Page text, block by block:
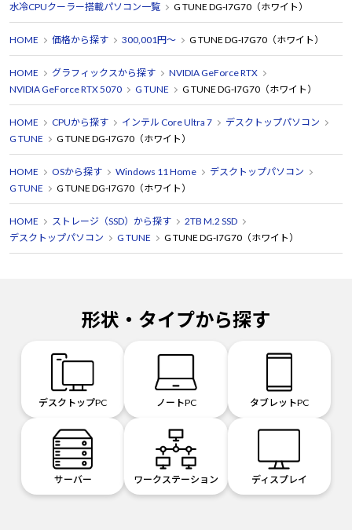
水冷CPUクーラー搭載パソコン一覧
G TUNE DG-I7G70（ホワイト）
HOME 価格から探す 300,001円～ G TUNE DG-I7G70（ホワイト）
HOME グラフィックスから探す
NVIDIA GeForce RTX
NVIDIA GeForce RTX 5070
G TUNE G TUNE DG-I7G70（ホワイト）
HOME CPUから探す インテル Core Ultra 7
デスクトップパソコン
G TUNE
G TUNE DG-I7G70（ホワイト）
HOME OSから探す Windows 11 Home
デスクトップパソコン
G TUNE
G TUNE DG-I7G70（ホワイト）
HOME ストレージ（SSD）から探す
2TB M.2 SSD
デスクトップパソコン
G TUNE G TUNE DG-I7G70（ホワイト）
形状・タイプから探す
デスクトップPC ノートPC タブレットPC
サーバー ワークステーション ディスプレイ